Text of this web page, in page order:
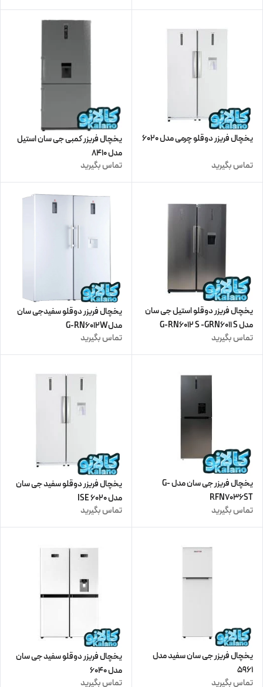
یخچال فریزر دوقلو چرمی مدل 6020
تماس بگیرید
یخچال فریزر کمبی جی سان استیل
مدل 8410
تماس بگیرید
یخچال فریزر دوقلو استیل جی سان
مدل G-RN6012 S -GRN6011 S
تماس بگیرید
یخچال فریزر دوقلو سفیدجی سان
مدلG-RN6012W
تماس بگیرید
یخچال فریزر جی سان مدل G-
RFN7036ST
تماس بگیرید
یخچال فریزر دوقلو سفید جی سان
مدل 6020 ISE
تماس بگیرید
یخچال فریزر جی سان سفید مدل
5961
تماس بگیرید
یخچال فریزر دوقلو سفید جی سان
مدل 6040
تماس بگیرید